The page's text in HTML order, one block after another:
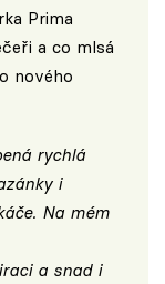
Prima
a co mlsá
nového
rychlá
i
Na mém
a snad i